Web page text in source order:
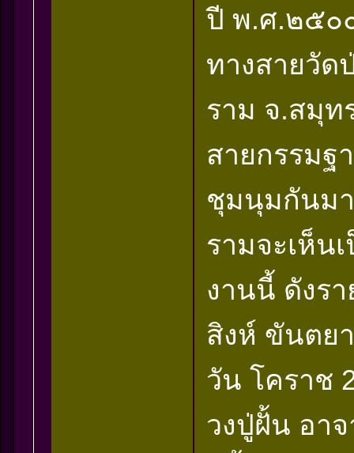
ปี พ.ศ.๒๕๐
ทางสายวัด
ราม จ.สมุท
สายกรรม
ชุมนุมกันมา
รามจะเห็น
งานนี้ ดังร
สิงห์ ขันตย
วัน โคราช
วงปู่ฝั้น อา